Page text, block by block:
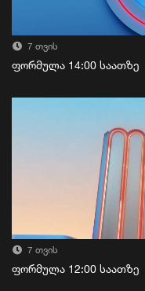
7 თვის
ფორმულა 14:00 საათზე
7 თვის
ფორმულა 12:00 საათზე